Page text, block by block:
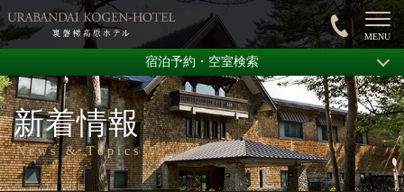
新着情報
News & Topics
宿泊予約・空室検索